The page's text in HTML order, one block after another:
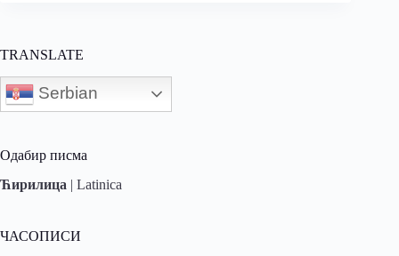
TRANSLATE
Serbian
Одабир писма
Ћирилица | Latinica
ЧАСОПИСИ